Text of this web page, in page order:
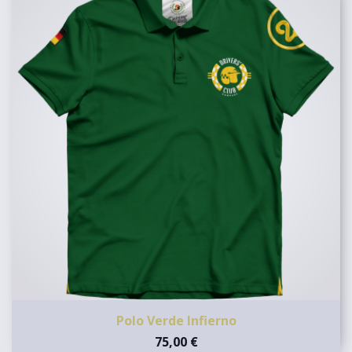
Polo Verde Infierno
75,00 €